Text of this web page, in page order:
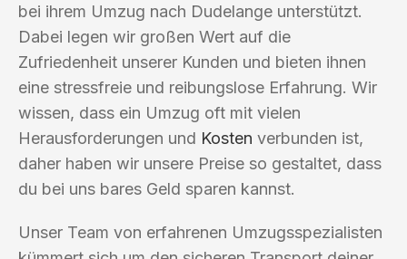
bei ihrem Umzug nach Dudelange unterstützt.
Dabei legen wir großen Wert auf die
Zufriedenheit unserer Kunden und bieten ihnen
eine stressfreie und reibungslose Erfahrung. Wir
wissen, dass ein Umzug oft mit vielen
Herausforderungen und Kosten verbunden ist,
daher haben wir unsere Preise so gestaltet, dass
du bei uns bares Geld sparen kannst.
Unser Team von erfahrenen Umzugsspezialisten